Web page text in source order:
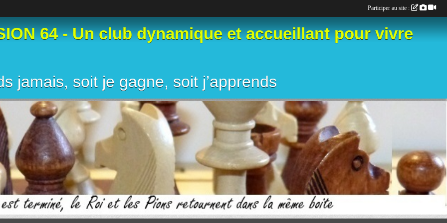
64 - Un club dynamique et accueillant pour vivre
jamais, soit je gagne, soit j’apprends
Participer au site :